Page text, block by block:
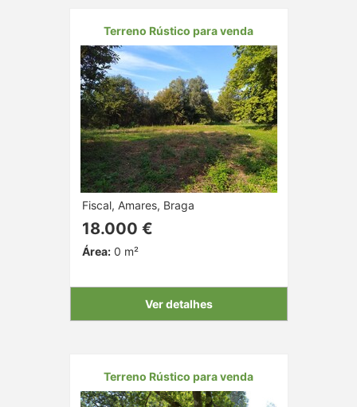
Terreno Rústico para venda
Fiscal, Amares, Braga
18.000 €
Área:0 m²
Ver detalhes
Terreno Rústico para venda